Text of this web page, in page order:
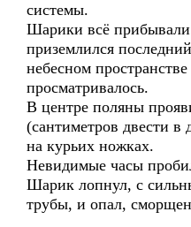
системы.
Шарики всё
приземлился
небесном
просматривалось.
В центре поляны
(сантиметров двести
на курьих ножках.
Невидимые часы
Шарик лопнул, с
трубы, и опал,